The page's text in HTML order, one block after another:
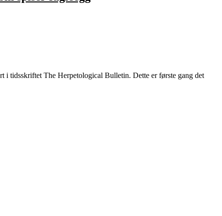
i tidsskriftet The Herpetological Bulletin. Dette er første gang det